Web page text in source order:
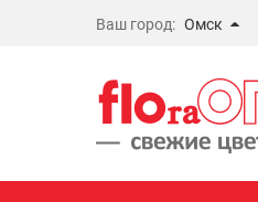
Ваш город: Омск
Бердск